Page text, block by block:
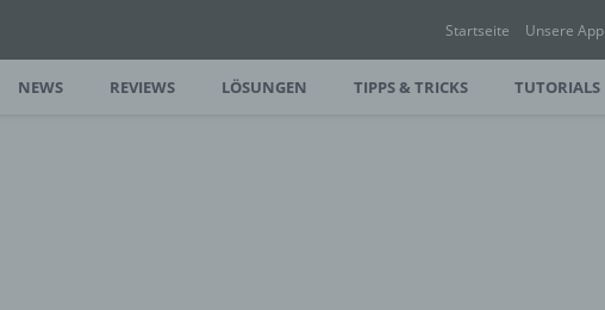
Startseite Unsere App
NEWS REVIEWS LÖSUNGEN TIPPS & TRICKS TUTORIALS